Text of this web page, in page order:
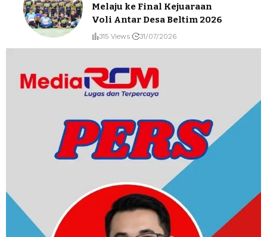
Melaju ke Final Kejuaraan
Voli Antar Desa Beltim 2026
315 Views 31/07/2026